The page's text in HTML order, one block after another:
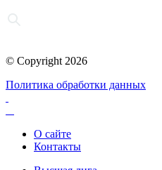
© Copyright 2026
Политика обработки данных
О сайте
Контакты